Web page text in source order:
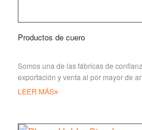
Productos de cuero
Somos una de las fábricas de
exportación y venta al por mayor de
incluyendo el alquiler
LEER MÁS